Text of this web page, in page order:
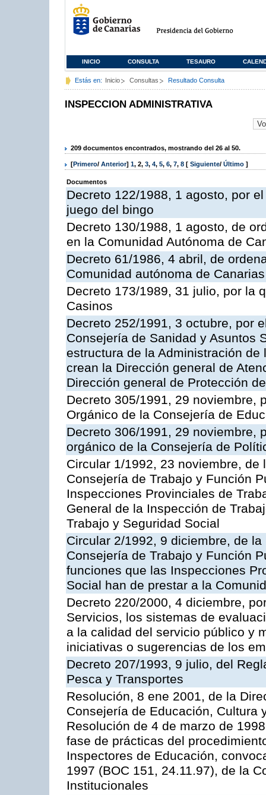
INICIO CONSULTA TESAURO
Estás en: Inicio Consultas Resultado Consulta
INSPECCION ADMINISTRATIVA
209 documentos encontrados, mostrando del 26 al 50.
[Primero/ Anterior] 1, 2, 3, 4, 5, 6, 7, 8 [ Siguiente/ Último ]
Documentos
Decreto 122/1988, 1 agosto, por
juego del bingo
Decreto 130/1988, 1 agosto, de
en la Comunidad Autónoma de
Decreto 61/1986, 4 abril, de
Comunidad autónoma de Canarias
Decreto 173/1989, 31 julio, por la
Casinos
Decreto 252/1991, 3 octubre, por
Consejería de Sanidad y Asuntos
estructura de la Administración
crean la Dirección general de
Dirección general de Protección
Decreto 305/1991, 29 noviembre,
Orgánico de la Consejería de
Decreto 306/1991, 29 noviembre,
orgánico de la Consejería de
Circular 1/1992, 23 noviembre,
Consejería de Trabajo y Función
Inspecciones Provinciales de
General de la Inspección de
Trabajo y Seguridad Social
Circular 2/1992, 9 diciembre, de
Consejería de Trabajo y Función
funciones que las Inspecciones
Social han de prestar a la
Decreto 220/2000, 4 diciembre,
Servicios, los sistemas de
a la calidad del servicio público y
iniciativas o sugerencias de los
Decreto 207/1993, 9 julio, del
Pesca y Transportes
Resolución, 8 ene 2001, de la
Consejería de Educación, Cultura
Resolución de 4 de marzo de
fase de prácticas del
Inspectores de Educación,
1997 (BOC 151, 24.11.97), de la
Institucionales